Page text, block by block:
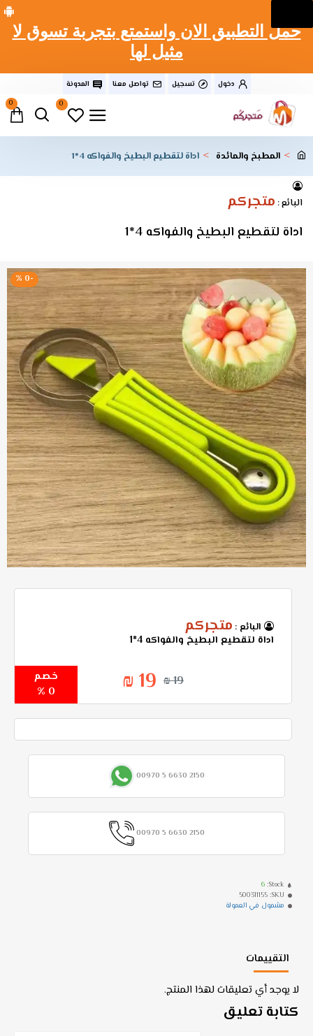
حمل التطبيق الان واستمتع بتجربة تسوق لا
مثيل لها
دخول تسجيل تواصل معنا
المدونة
0
0
المطبخ والمائدة اداة لتقطيع البطيخ والفواكه 4*1
البائع : متجركم
اداة لتقطيع البطيخ والفواكه 4*1
-0 %
البائع : متجركم
اداة لتقطيع البطيخ والفواكه 4*1
خصم
0 %
19 ₪ 19 ₪
Stock:
6
SKU:
500311155
مشمول في العمولة
00970 5 6630 2150
00970 5 6630 2150
التقييمات
لا يوجد أي تعليقات لهذا المنتج.
كتابة تعليق